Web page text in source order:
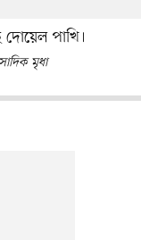
পাখি।
মৃধা